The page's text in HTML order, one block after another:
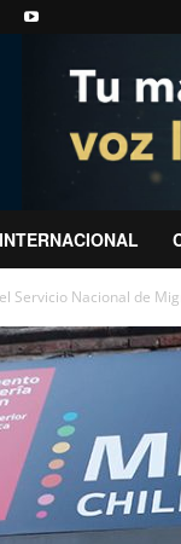
INTERNACIONAL
Servicio Nacional de